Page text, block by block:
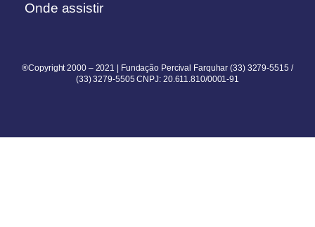
Onde assistir
®Copyright 2000 – 2021 | Fundação Percival Farquhar (33) 3279-5515 /
(33) 3279-5505 CNPJ: 20.611.810/0001-91